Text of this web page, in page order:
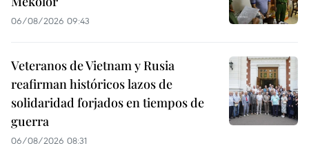
06/08/2026 09:43
Veteranos de Vietnam y Rusia
reafirman históricos lazos de
solidaridad forjados en tiempos de
guerra
06/08/2026 08:31